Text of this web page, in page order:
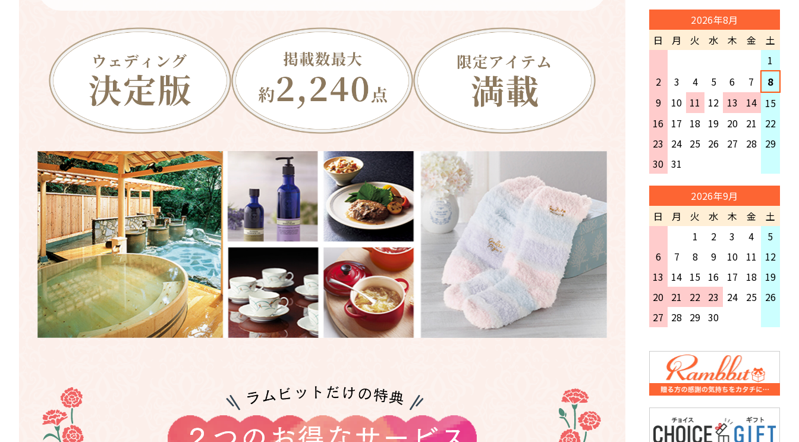
ございます。
【8月12日(水)15:00以降のご注
文】
夏季休業中にいただきましたご
注文・商品の発送・お問い合わせ
に関しましては、 2026年8月17
いただきます。
注文状況などにより、ご指定いた
い場合がございます。
何卒ご了承くださいませ。
期間中はご不便をおかけします
が何卒よろしくお願い致します。
ご登録をおすすめいたします。
上記をご確認いただいたにもか
かわらず、弊店よりのメールが確
認できない場合、お手数ですがご
連絡いただけますようお願いい
たします。
2026年8月
日
月 火 水 木 金
土
1
2
3 4 5 6 7
8
9
10 11 12 13 14
15
16 17 18 19 20 21
22
23
24 25 26 27 28
29
30 31
2026年9月
日
月 火 水 木 金
土
1
2 3 4
5
6
7 8 9 10 11
12
13
14 15 16 17 18
19
20 21 22 23 24 25
26
27
28 29 30